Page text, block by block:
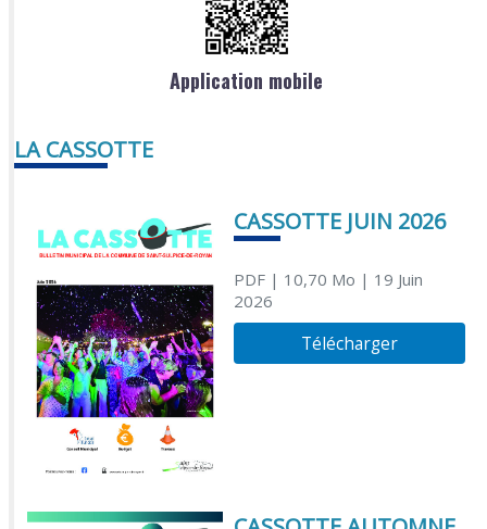
Application mobile
LA CASSOTTE
CASSOTTE JUIN 2026
PDF| 10,70 Mo | 19 Juin
2026
Télécharger